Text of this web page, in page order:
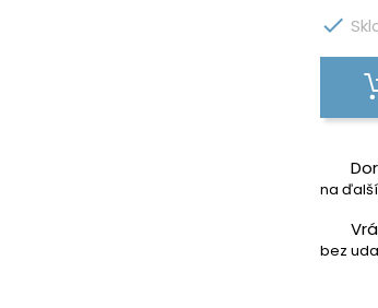

na
bez